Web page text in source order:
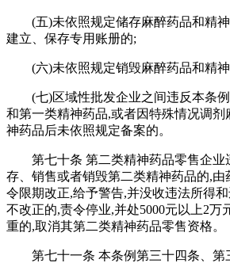
(五)未依照规定储存麻醉药品和精
建立、保存专用账册的;
(六)未依照规定销毁麻醉药品和精
(七)区域性批发企业之间违反本条
和第一类精神药品,或者因特殊情况调
神药品后未依照规定备案的。
第七十条 第二类精神药品零售企
存、销售或者销毁第二类精神药品的,
令限期改正,给予警告,并没收违法所得
不改正的,责令停业,并处5000元以上2万
重的,取消其第二类精神药品零售资格。
第七十一条 本条例第三十四条、第